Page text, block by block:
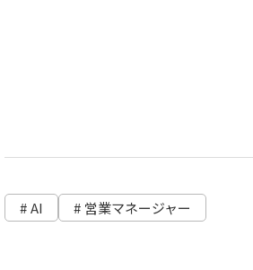
# AI # 営業マネージャー